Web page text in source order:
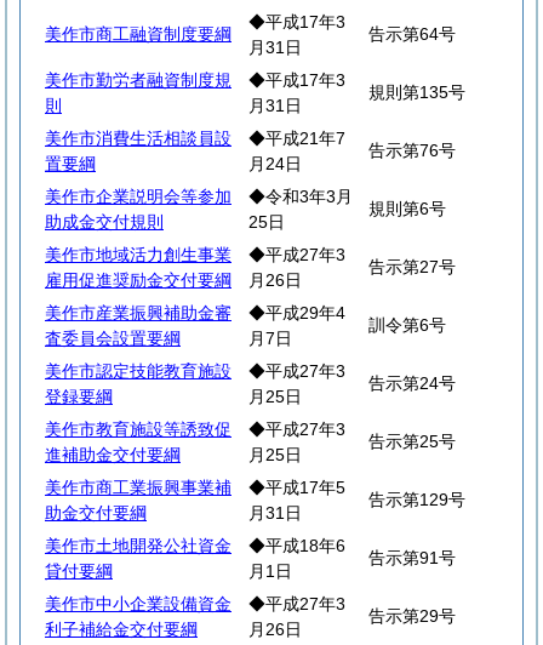
美作市商工融資制度要綱
◆平成17年3
月31日
告示第64号
美作市勤労者融資制度規
則
◆平成17年3
月31日
規則第135号
美作市消費生活相談員設
置要綱
◆平成21年7
月24日
告示第76号
美作市企業説明会等参加
助成金交付規則
◆令和3年3月
25日
規則第6号
美作市地域活力創生事業
雇用促進奨励金交付要綱
◆平成27年3
月26日
告示第27号
美作市産業振興補助金審
査委員会設置要綱
◆平成29年4
月7日
訓令第6号
美作市認定技能教育施設
登録要綱
◆平成27年3
月25日
告示第24号
美作市教育施設等誘致促
進補助金交付要綱
◆平成27年3
月25日
告示第25号
美作市商工業振興事業補
助金交付要綱
◆平成17年5
月31日
告示第129号
美作市土地開発公社資金
貸付要綱
◆平成18年6
月1日
告示第91号
美作市中小企業設備資金
利子補給金交付要綱
◆平成27年3
月26日
告示第29号